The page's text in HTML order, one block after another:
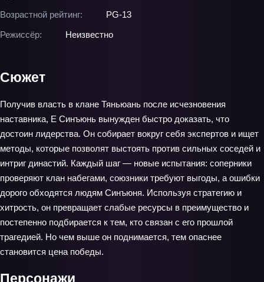
Возрастной рейтинг:
PG-13
Режиссёр:
Неизвестно
Сюжет
Получив власть в клане Тяньюань после исчезновения
наставника, Е Синъюнь вынужден быстро доказать, что
достоин лидерства. Он собирает вокруг себя экспертов и ищет
методы, которые позволят выстоять против сильных соседей и
интриг династий. Каждый шаг — новые испытания: соперники
проверяют клан набегами, союзники требуют выгоды, а ошибки
дорого обходятся людям Синъюня. Используя стратегию и
хитрость, он превращает слабые ресурсы в преимущество и
постепенно подбирается к тем, кто связан с его прошлой
трагедией. Но чем выше он поднимается, тем опаснее
становится цена победы.
Персонажи